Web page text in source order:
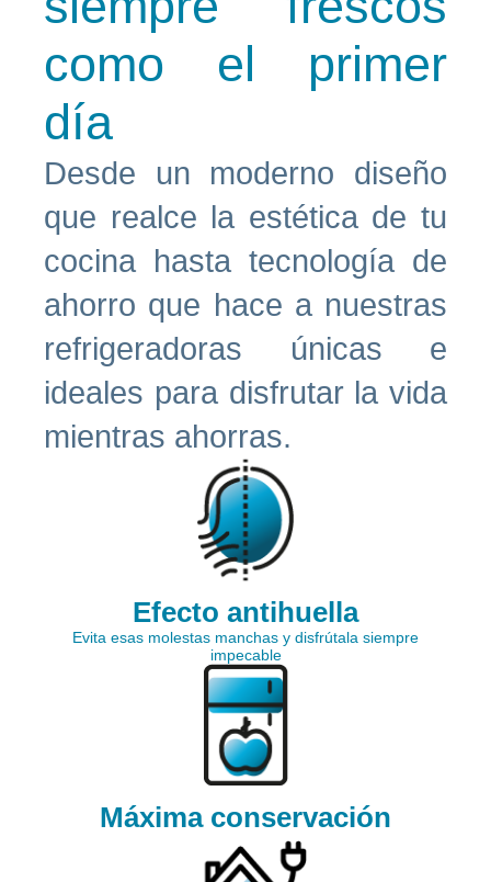
como el primer
día
Desde un moderno diseño
que realce la estética de tu
cocina hasta tecnología de
ahorro que hace a nuestras
refrigeradoras únicas e
ideales para disfrutar la vida
mientras ahorras.
Efecto antihuella
Evita esas molestas manchas y disfrútala siempre
impecable
Máxima conservación